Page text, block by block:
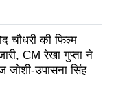
चौधरी की फिल्म
CM रेखा गुप्ता ने
जोशी-उपासना सिंह